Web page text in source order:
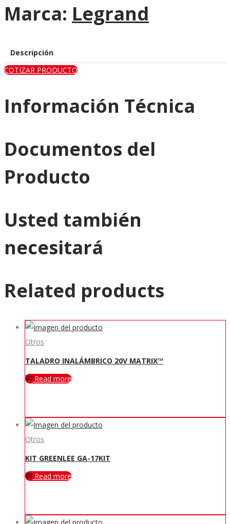
Marca: Legrand
Descripción
COTIZAR PRODUCTO
Información Técnica
Documentos del
Producto
Usted también
necesitará
Related products
Otros
TALADRO INALÁMBRICO 20V MATRIX™
Read more
Otros
KIT GREENLEE GA-17KIT
Read more